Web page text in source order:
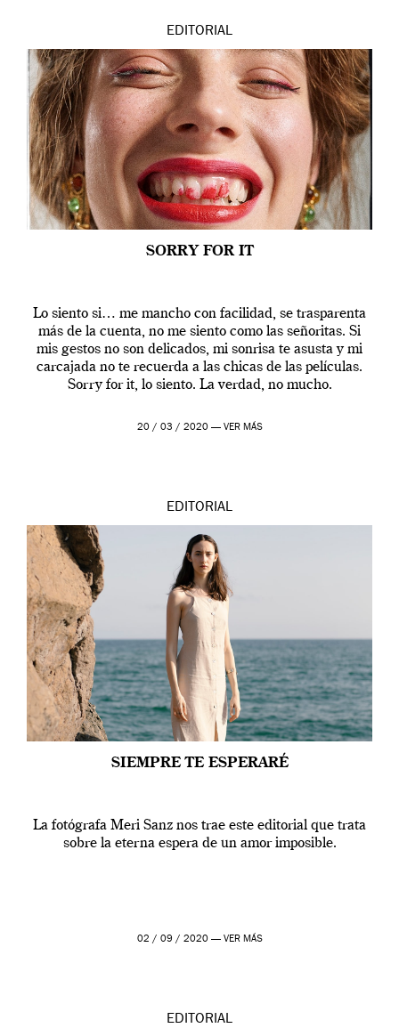
EDITORIAL
SORRY FOR IT
Lo siento si… me mancho con facilidad, se trasparenta
más de la cuenta, no me siento como las señoritas. Si
mis gestos no son delicados, mi sonrisa te asusta y mi
carcajada no te recuerda a las chicas de las películas.
Sorry for it, lo siento. La verdad, no mucho.
20 / 03 / 2020 — VER MÁS
EDITORIAL
SIEMPRE TE ESPERARÉ
La fotógrafa Meri Sanz nos trae este editorial que trata
sobre la eterna espera de un amor imposible.
02 / 09 / 2020 — VER MÁS
EDITORIAL